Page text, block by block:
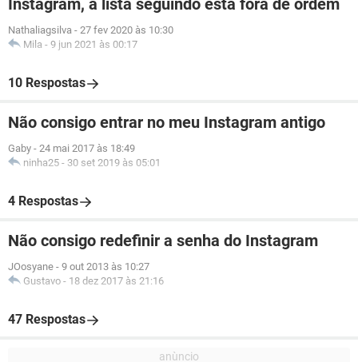
Instagram, a lista seguindo está fora de ordem
Nathaliagsilva - 27 fev 2020 às 10:30
Mila - 9 jun 2021 às 00:17
10 Respostas
Não consigo entrar no meu Instagram antigo
Gaby - 24 mai 2017 às 18:49
ninha25 - 30 set 2019 às 05:01
4 Respostas
Não consigo redefinir a senha do Instagram
JOosyane - 9 out 2013 às 10:27
Gustavo - 18 dez 2017 às 21:16
47 Respostas